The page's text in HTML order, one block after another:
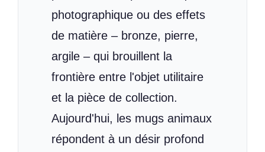
photographique ou des effets
de matière – bronze, pierre,
argile – qui brouillent la
frontière entre l'objet utilitaire
et la pièce de collection.
Aujourd'hui, les mugs animaux
répondent à un désir profond